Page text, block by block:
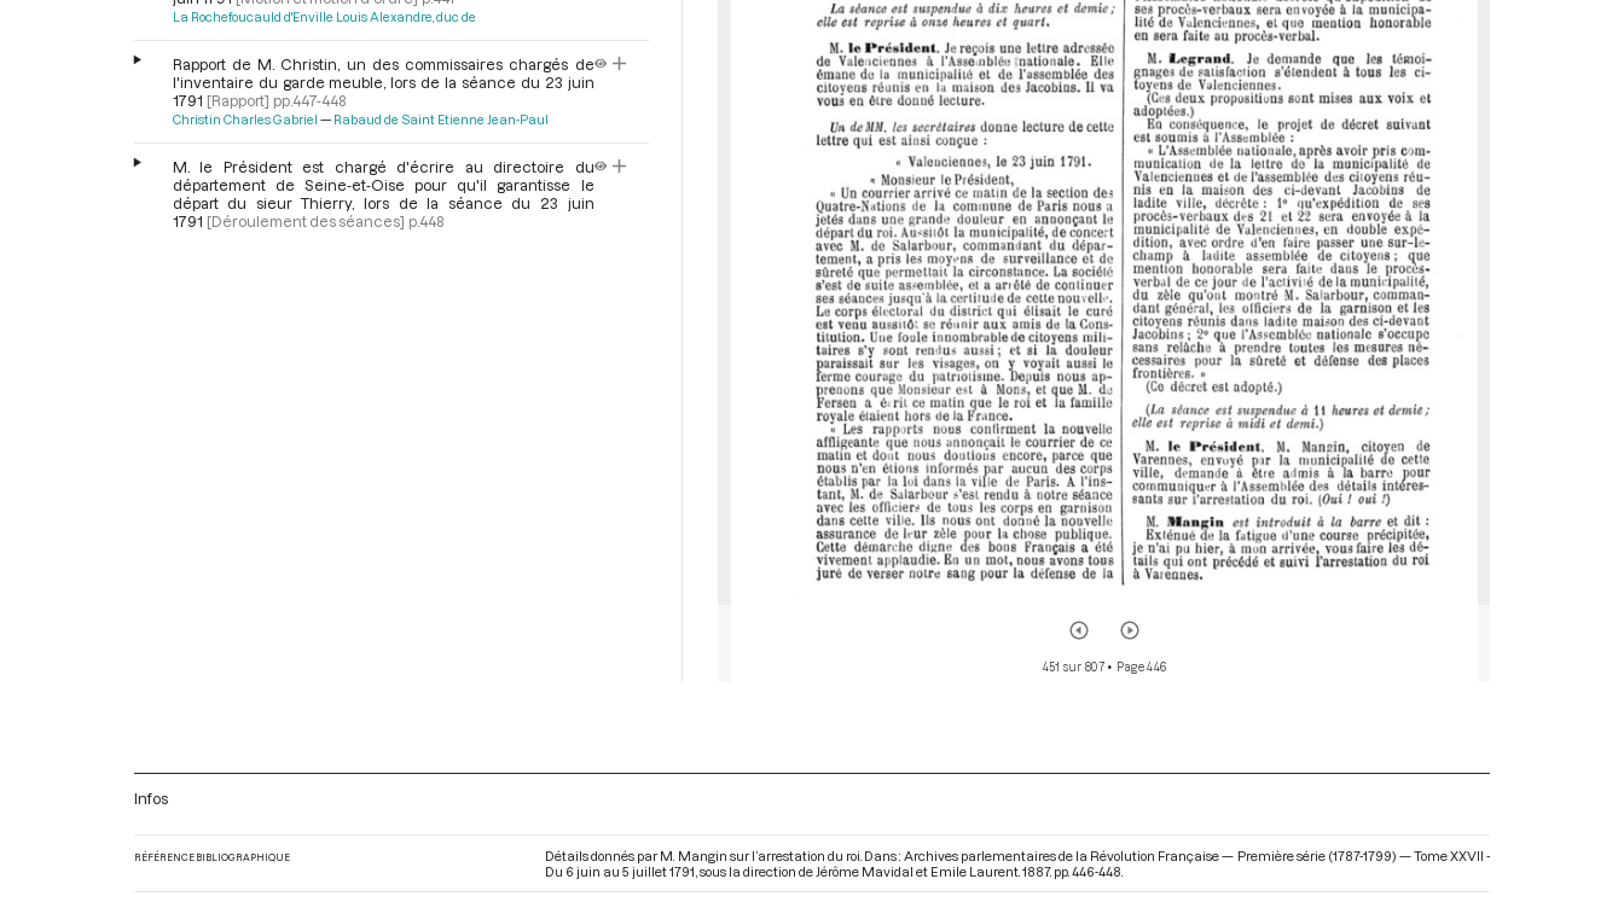
La Rochefoucauld d'Enville Louis Alexandre, duc de
Rapport de M. Christin, un des commissaires chargés de
l'inventaire du garde meuble, lors de la séance du 23 juin
1791 [Rapport] pp.447-448
Christin Charles Gabriel Rabaud de Saint Etienne Jean-Paul
M. le Président est chargé d'écrire au directoire du
département de Seine-et-Oise pour qu'il garantisse le
départ du sieur Thierry, lors de la séance du 23 juin
1791 [Déroulement des séances] p.448
451 sur 807• Page 446
Infos
RÉFÉRENCE BIBLIOGRAPHIQUE
Détails donnés par M. Mangin sur l’arrestation du roi. Dans : Archives parlementaires de la Révolution Française — Première série (1787-1799) — Tome XXVII -
Du 6 juin au 5 juillet 1791 , sous la direction de Jérôme Mavidal et Emile Laurent. 1887. pp. 446-448.